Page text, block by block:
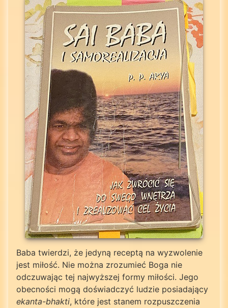
Baba twierdzi, że jedyną receptą na wyzwolenie
jest miłość. Nie można zrozumieć Boga nie
odczuwając tej najwyższej formy miłości. Jego
obecności mogą doświadczyć ludzie posiadający
ekanta-bhakti, które jest stanem rozpuszczenia